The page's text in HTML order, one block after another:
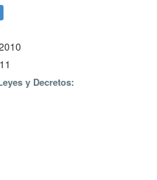
y Decretos: